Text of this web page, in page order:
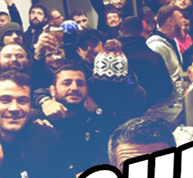
émission 2024-2025
Émission 2023-2024
Émission 2022-2023
Émission 2021-2022
Émission 2020-2021
L’Equipe
Presse
site map
Prive